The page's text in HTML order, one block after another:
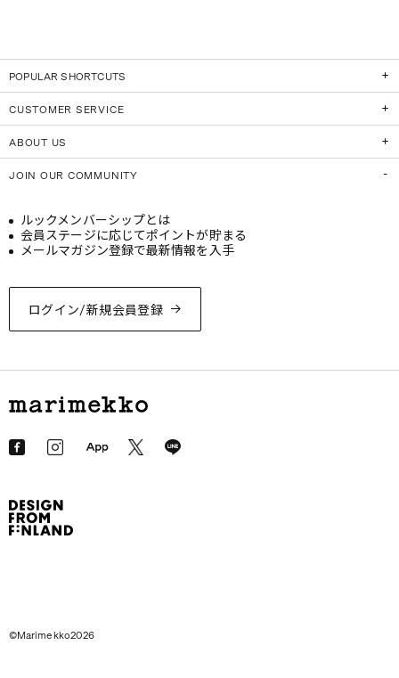
POPULAR SHORTCUTS
CUSTOMER SERVICE
ABOUT US
JOIN OUR COMMUNITY
ログイン/新規会員登録
ルックメンバーシップとは
会員ステージに応じてポイントが貯まる
メールマガジン登録で最新情報を入手
©Marimekko2026